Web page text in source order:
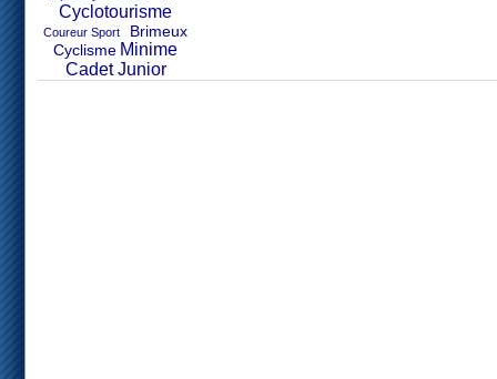
Cyclotourisme
Coureur Sport Brimeux
Cyclisme Minime
Cadet Junior